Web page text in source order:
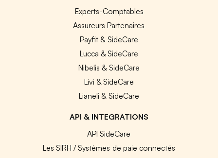
Experts-Comptables
Assureurs Partenaires
Payfit & SideCare
Lucca & SideCare
Nibelis & SideCare
Livi & SideCare
Lianeli & SideCare
API & INTEGRATIONS
API SideCare
Les SIRH / Systèmes de paie connectés